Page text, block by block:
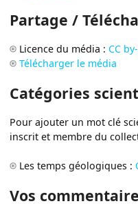
Partage /
Licence du média : CC
Télécharger le média
Catégories
Pour ajouter un mot clé
inscrit et membre du
Les temps géologiques :
Vos